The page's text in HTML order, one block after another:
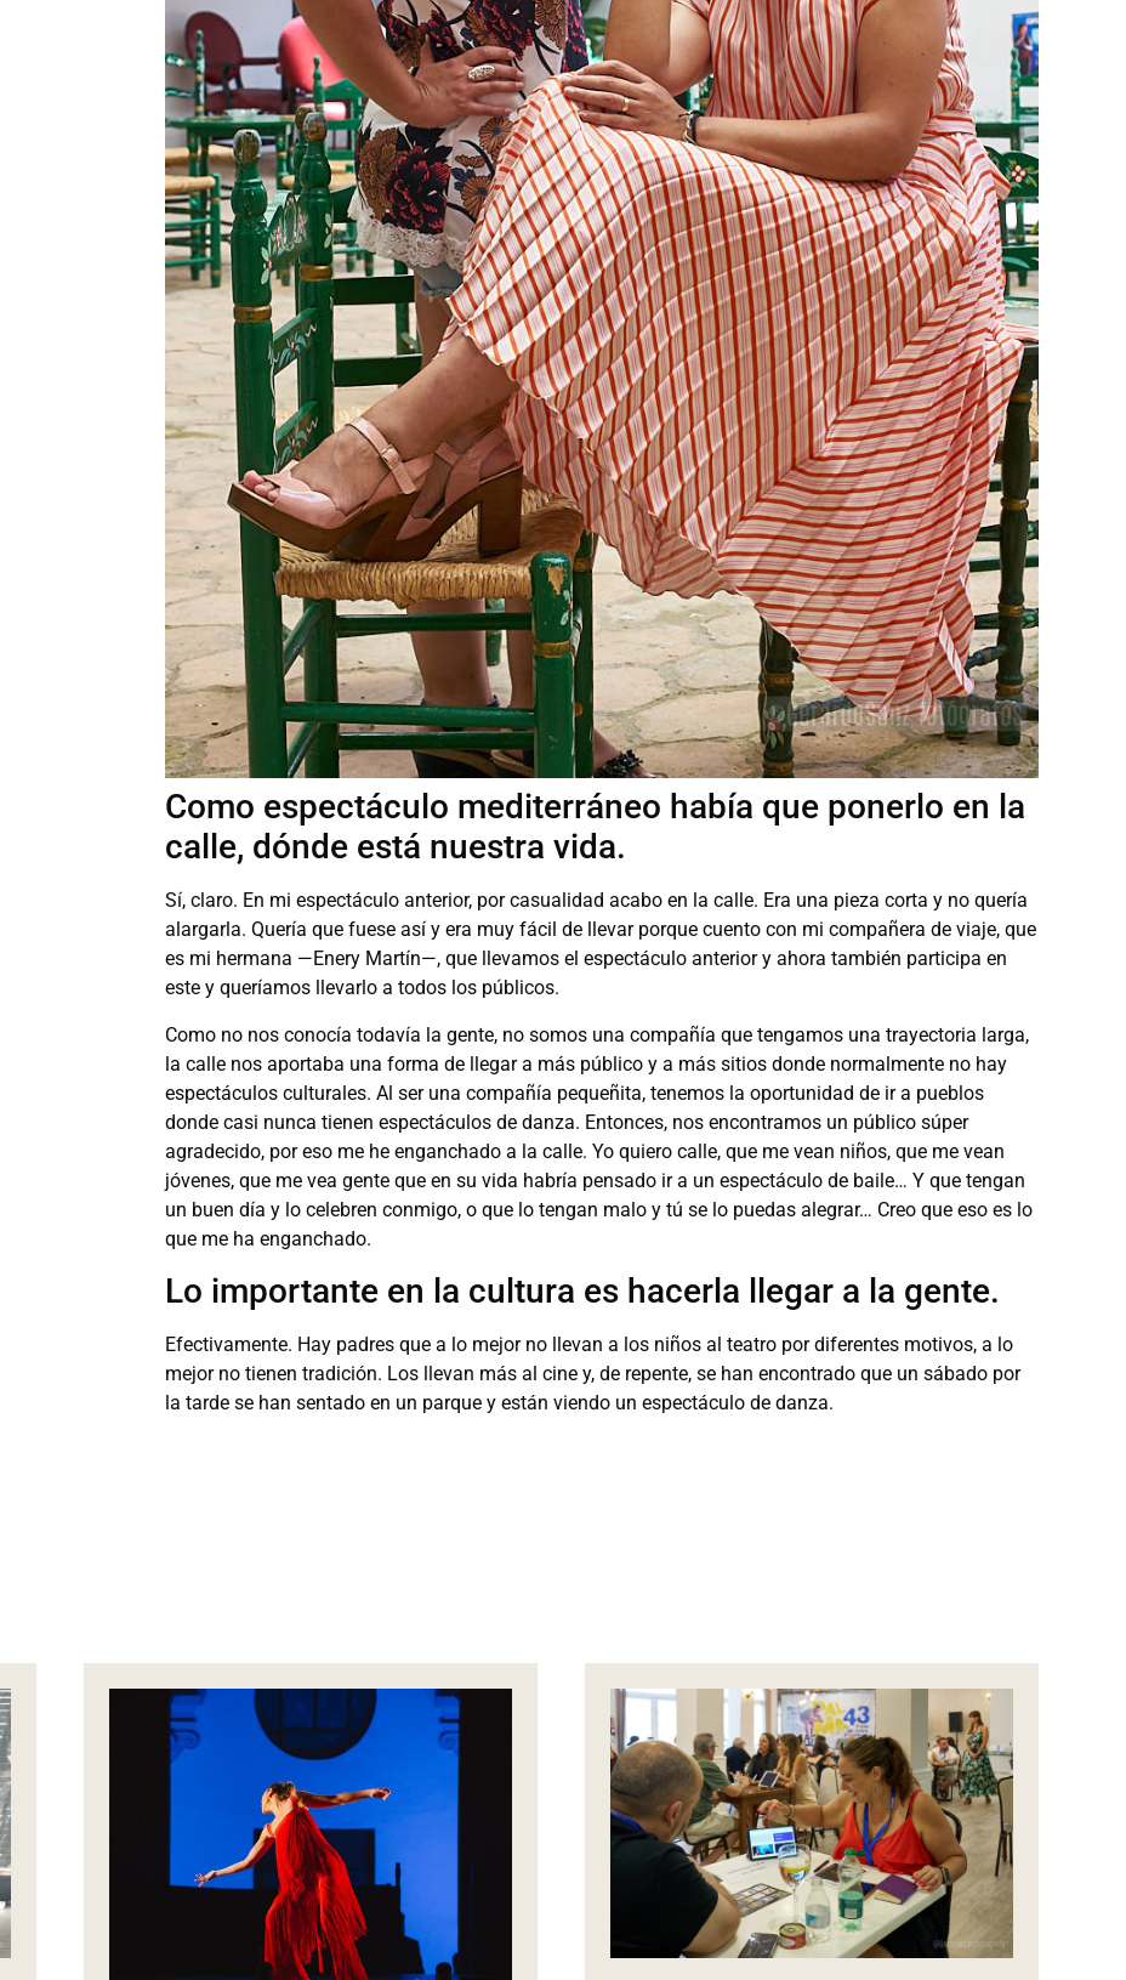
Como espectáculo mediterráneo había que ponerlo en la
calle, dónde está nuestra vida.
Sí, claro. En mi espectáculo anterior, por casualidad acabo en la calle. Era una pieza corta y no quería
alargarla. Quería que fuese así y era muy fácil de llevar porque cuento con mi compañera de viaje, que
es mi hermana —Enery Martín—, que llevamos el espectáculo anterior y ahora también participa en
este y queríamos llevarlo a todos los públicos.
Como no nos conocía todavía la gente, no somos una compañía que tengamos una trayectoria larga,
la calle nos aportaba una forma de llegar a más público y a más sitios donde normalmente no hay
espectáculos culturales. Al ser una compañía pequeñita, tenemos la oportunidad de ir a pueblos
donde casi nunca tienen espectáculos de danza. Entonces, nos encontramos un público súper
agradecido, por eso me he enganchado a la calle. Yo quiero calle, que me vean niños, que me vean
jóvenes, que me vea gente que en su vida habría pensado ir a un espectáculo de baile… Y que tengan
un buen día y lo celebren conmigo, o que lo tengan malo y tú se lo puedas alegrar… Creo que eso es lo
que me ha enganchado.
Lo importante en la cultura es hacerla llegar a la gente.
Efectivamente. Hay padres que a lo mejor no llevan a los niños al teatro por diferentes motivos, a lo
mejor no tienen tradición. Los llevan más al cine y, de repente, se han encontrado que un sábado por
la tarde se han sentado en un parque y están viendo un espectáculo de danza.